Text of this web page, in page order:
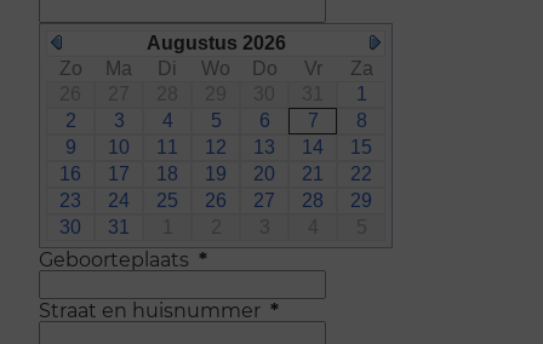
Augustus 2026
Zo
Ma Di Wo Do Vr
Za
1
2
3 4 5 6 7
8
9
10 11 12 13 14
15
16
17 18 19 20 21
22
23
24 25 26 27 28
29
30
31
Geboorteplaats *
Straat en huisnummer *